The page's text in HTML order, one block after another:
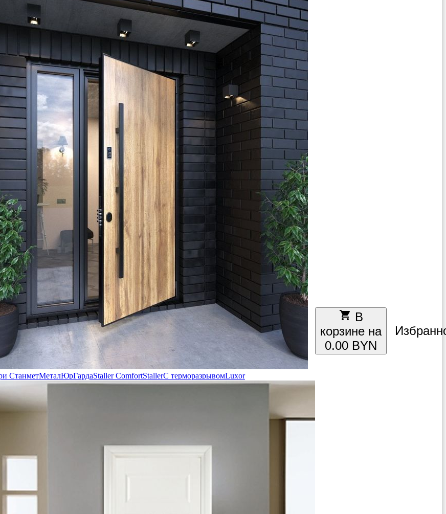
СтанметМеталЮрГардаStaller ComfortStallerС терморазрывомLuxor
local_grocery_store В
корзине на
0.00 BYN